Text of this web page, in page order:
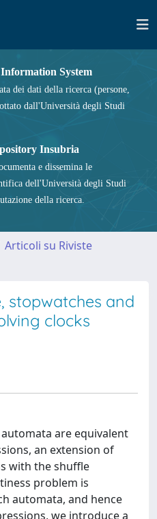
System
dei dati della ricerca (persone,
dall'Università degli Studi
Insubria
e dissemina le
dell'Università degli Studi
della ricerca.
Articoli su Riviste
stopwatches and
clocks
are equivalent
an extension of
with the shuffle
problem is
automata, and hence
we introduce a